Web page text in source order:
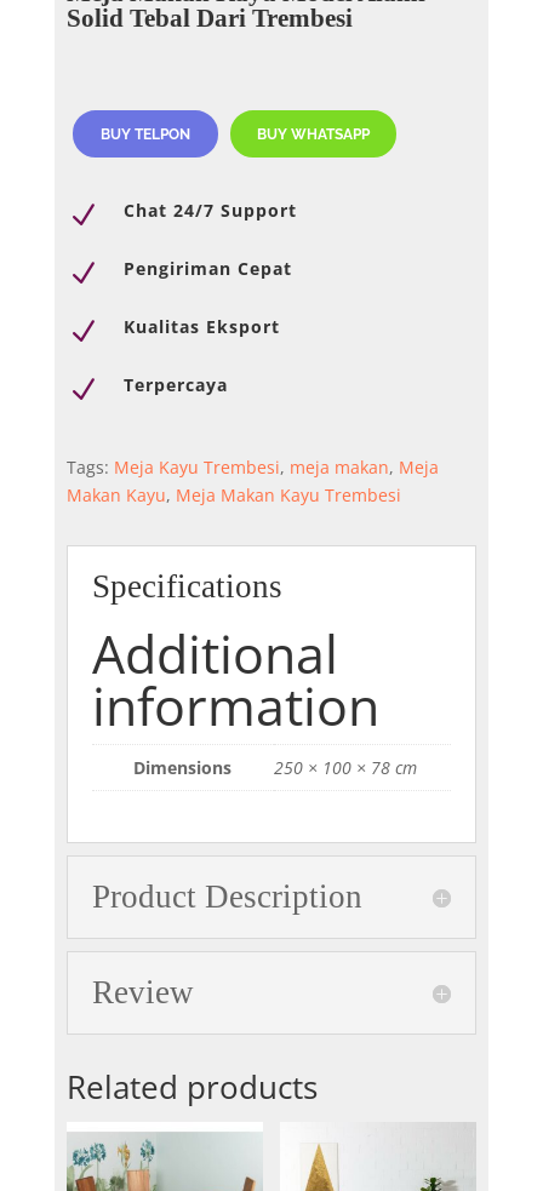
Solid Tebal Dari Trembesi
BUY TELPON BUY WHATSAPP
N Chat 24/7 Support
N Pengiriman Cepat
N Kualitas Eksport
N Terpercaya
Tags: Meja Kayu Trembesi, meja makan, Meja
Makan Kayu, Meja Makan Kayu Trembesi
Specifications
Additional
information
Dimensions 250 × 100 × 78 cm
Product Description
Review
Related products